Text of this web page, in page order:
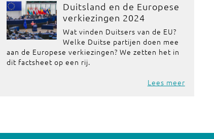
Duitsland en de Europese
verkiezingen 2024
Wat vinden Duitsers van de EU?
Welke Duitse partijen doen mee
aan de Europese verkiezingen? We zetten het in
dit factsheet op een rij.
Lees meer